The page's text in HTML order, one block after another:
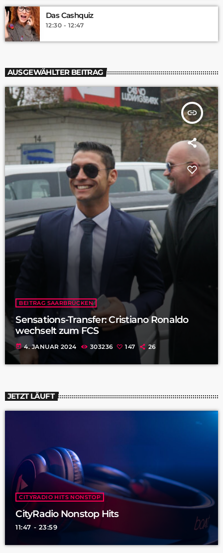
Das Cashquiz
12:30 - 12:47
AUSGEWÄHLTER BEITRAG
insert_link
BEITRAG SAARBRÜCKEN
Sensations-Transfer: Cristiano Ronaldo
wechselt zum FCS
today 4. JANUAR 2024 303236 147 26
JETZT LÄUFT
CITYRADIO HITS NONSTOP
CityRadio Nonstop Hits
11:47 - 23:59